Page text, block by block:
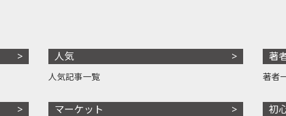
人気
人気記事一覧
マーケット
著
著者
初